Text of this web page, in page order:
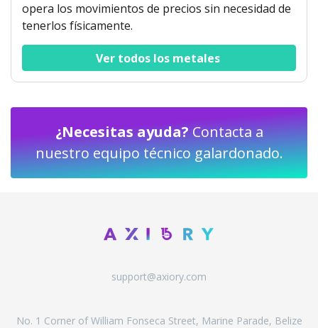
opera los movimientos de precios sin necesidad de
tenerlos físicamente.
Ver todos los metales
¿Necesitas ayuda?Contacta a
nuestro equipo técnico galardonado.
support@axiory.com
No. 1 Corner of William Fonseca Street, Marine Parade, Belize